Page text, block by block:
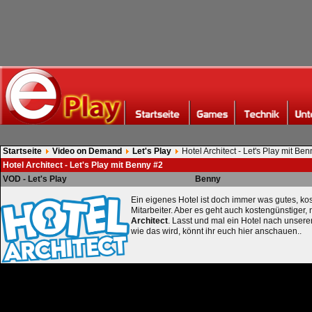
Startseite Video on Demand Let's Play
Hotel Architect - Let's Play mit
Hotel Architect - Let's Play mit Benny #2
VOD - Let's Play
Benny
Ein eigenes Hotel ist doch immer was gutes,
Mitarbeiter. Aber es geht auch
Architect. Lasst und mal ein Hotel nach
wie das wird, könnt ihr euch hier anschauen..